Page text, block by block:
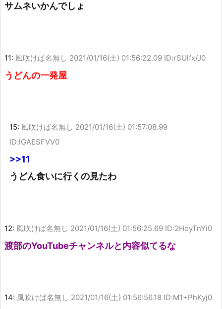
サムネいかんでしょ
11: 風吹けば名無し 2021/01/16(土) 01:56:22.09 ID:rSUlfx/J0
うどんの一発屋
15: 風吹けば名無し 2021/01/16(土) 01:57:08.99
ID:lGAESFVV0
>>11
うどん食いに行くの見たわ
12: 風吹けば名無し 2021/01/16(土) 01:56:25.69 ID:2HoyTnYi0
渡部のYouTubeチャンネルと内容似てるな
14: 風吹けば名無し 2021/01/16(土) 01:56:56.18 ID:M1+PhKyj0